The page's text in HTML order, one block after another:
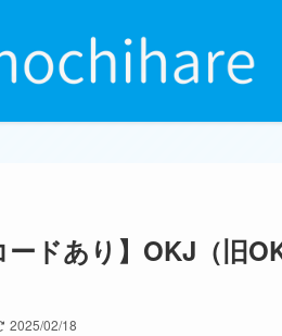
ードあり】OKJ（旧
2025/02/18